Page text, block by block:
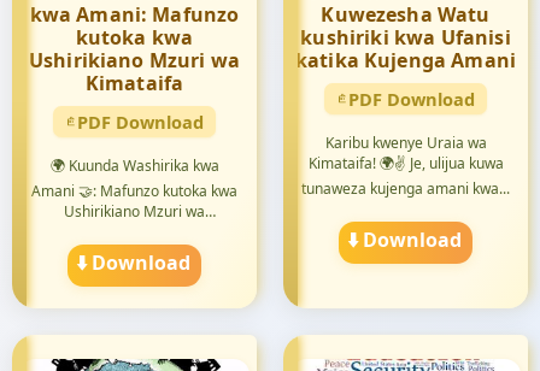
kwa Amani: Mafunzo
kutoka kwa
Ushirikiano Mzuri wa
Kimataifa
PDF Download
🌍 Kuunda Washirika kwa
Amani 🤝: Mafunzo kutoka kwa
Ushirikiano Mzuri wa
⬇️ Download
Kuwezesha Watu
kushiriki kwa Ufanisi
katika Kujenga Amani
PDF Download
Karibu kwenye Uraia wa
Kimataifa! 🌍✌️ Je, ulijua kuwa
tunaweza kujenga amani kwa...
⬇️ Download